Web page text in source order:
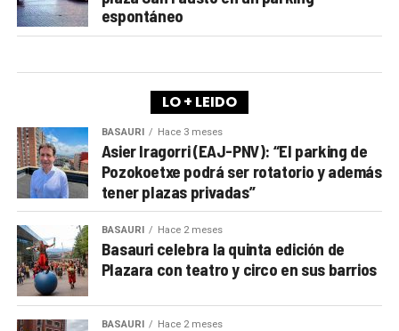
espontáneo
LO + LEIDO
BASAURI Hace 3 meses
Asier Iragorri (EAJ-PNV): “El parking de
Pozokoetxe podrá ser rotatorio y además
tener plazas privadas”
BASAURI Hace 2 meses
Basauri celebra la quinta edición de
Plazara con teatro y circo en sus barrios
BASAURI Hace 2 meses